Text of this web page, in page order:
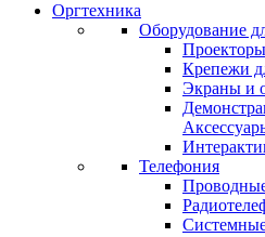
Оргтехника
Оборудование
Проекторы
Крепежи
Экраны и
Телефония